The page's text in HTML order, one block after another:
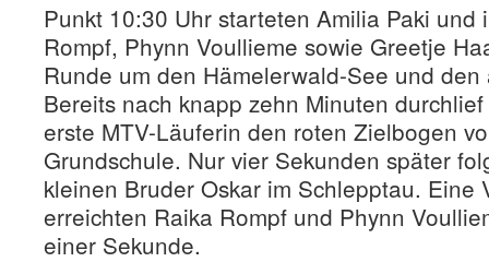
Punkt 10:30 Uhr starteten Amilia Paki und
Rompf, Phynn Voullieme sowie Greetje
Runde um den Hämelerwald-See und
Bereits nach knapp zehn Minuten
erste MTV-Läuferin den roten Zielbogen
Grundschule. Nur vier Sekunden später
kleinen Bruder Oskar im Schlepptau. Eine
erreichten Raika Rompf und Phynn
einer Sekunde.